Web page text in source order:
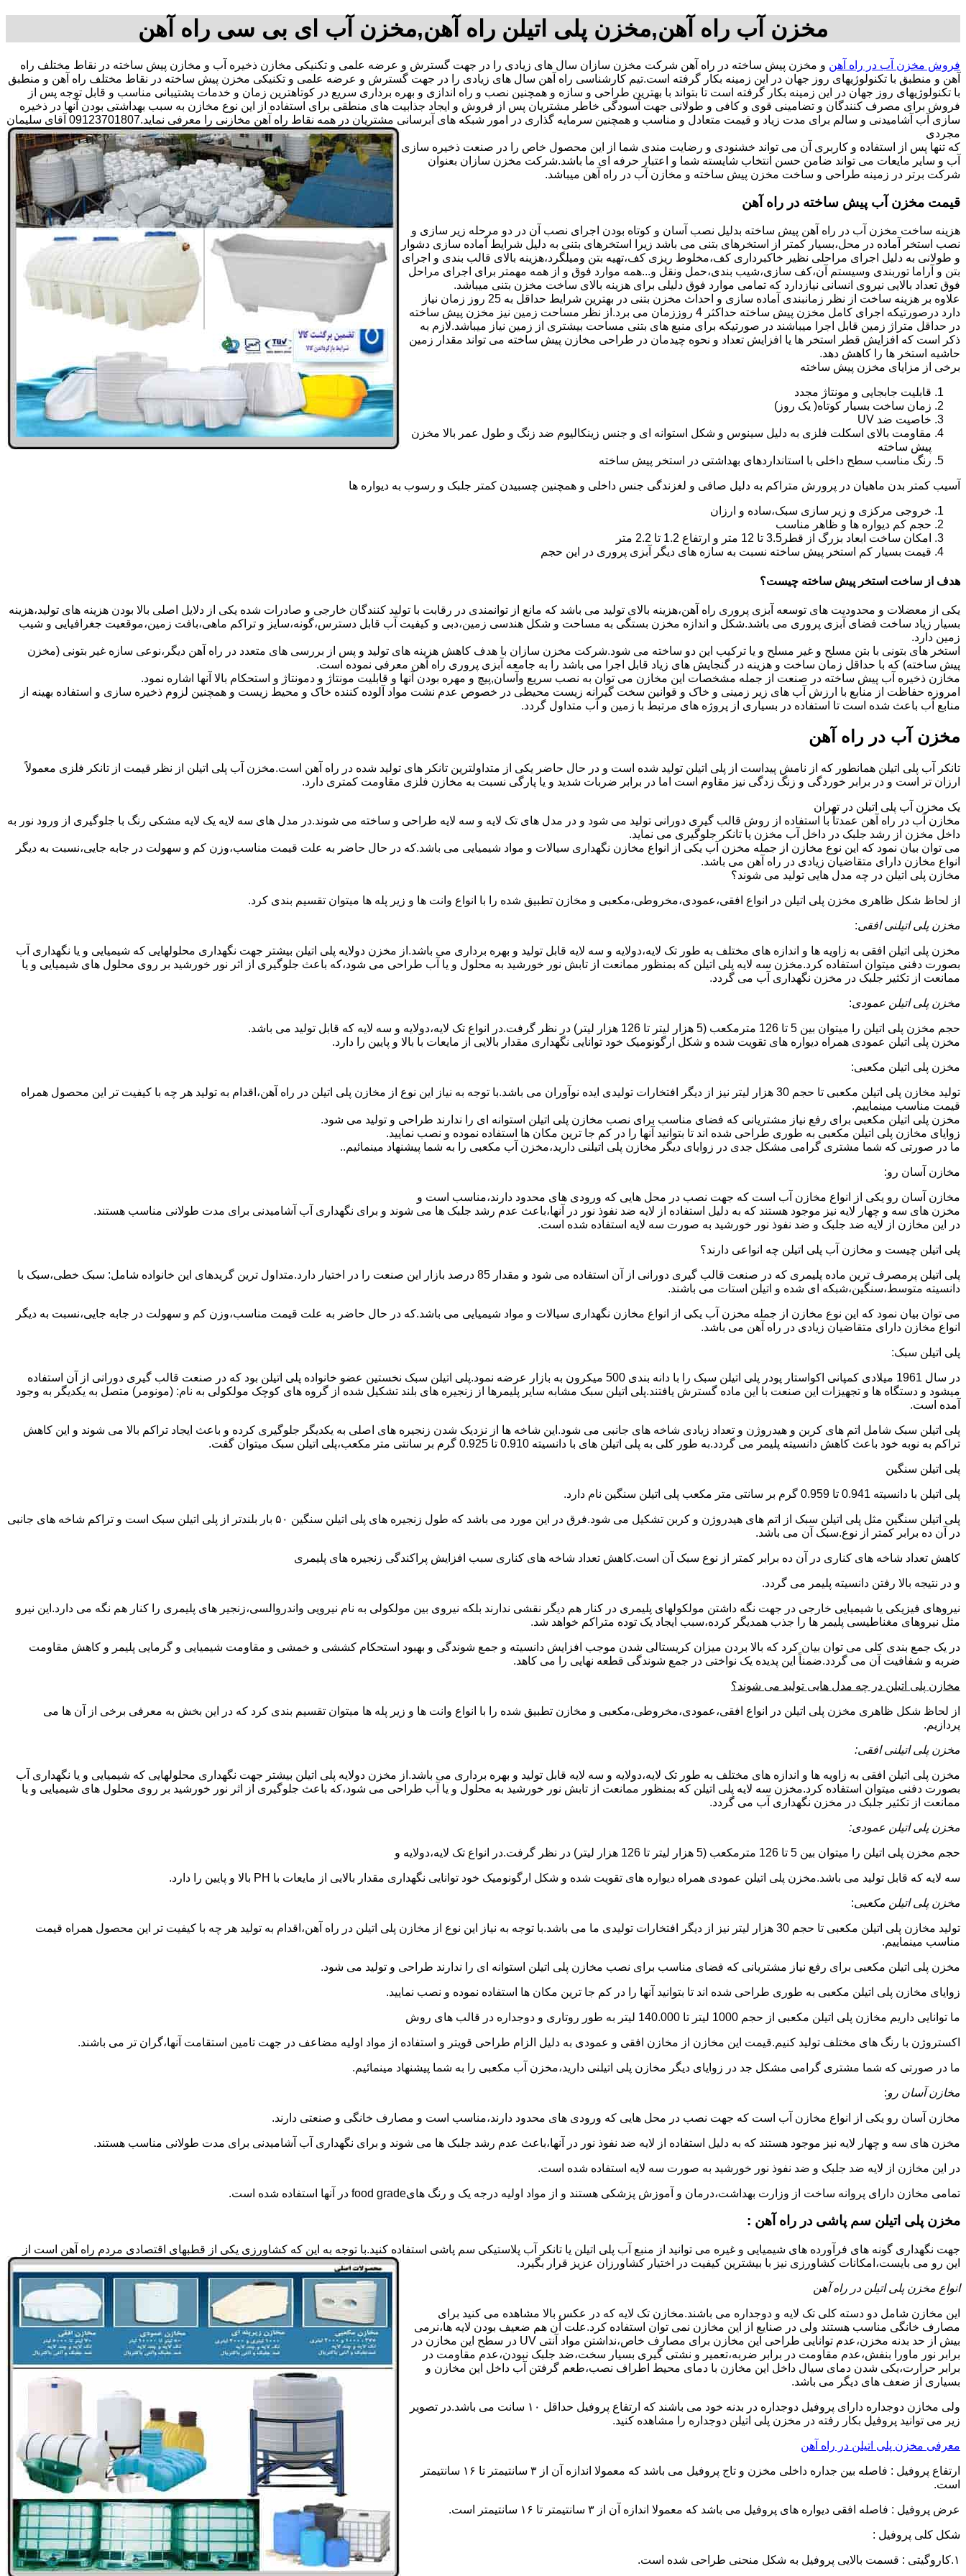
مخزن آب راه آهن,مخزن پلی اتیلن راه آهن,مخزن آب ای بی سی راه آهن
فروش مخزن آب در راه آهن و مخزن پیش ساخته در راه آهن شرکت مخزن سازان سال های زیادی را در جهت گسترش و عرضه علمی و تکنیکی مخازن ذخیره آب و مخازن پیش ساخته در نقاط مختلف راه
آهن و منطبق با تکنولوژیهای روز جهان در این زمینه بکار گرفته است.تیم کارشناسی راه آهن سال های زیادی را در جهت گسترش و عرضه علمی و تکنیکی مخزن پیش ساخته در نقاط مختلف راه آهن و منطبق
با تکنولوژیهای روز جهان در این زمینه بکار گرفته است تا بتواند با بهترین طراحی و سازه و همچنین نصب و راه اندازی و بهره برداری سریع در کوتاهترین زمان و خدمات پشتیبانی مناسب و قابل توجه پس از
فروش برای مصرف کنندگان و تضامینی قوی و کافی و طولانی جهت آسودگی خاطر مشتریان پس از فروش و ایجاد جذابیت های منطقی برای استفاده از این نوع مخازن به سبب بهداشتی بودن آنها در ذخیره
سازی آب آشامیدنی و سالم برای مدت زیاد و قیمت متعادل و مناسب و همچنین سرمایه گذاری در امور شبکه های آبرسانی مشتریان در همه نقاط راه آهن مخازنی را معرفی نماید.09123701807 آقای سلیمان
مجردی
که تنها پس از استفاده و کاربری آن می تواند خشنودی و رضایت مندی شما از این محصول خاص را در صنعت ذخیره سازی
آب و سایر مایعات می تواند ضامن حسن انتخاب شایسته شما و اعتبار حرفه ای ما باشد.شرکت مخزن سازان بعنوان
شرکت برتر در زمینه طراحی و ساخت مخزن پیش ساخته و مخازن آب در راه آهن میباشد.
قیمت مخزن آب پیش ساخته در راه آهن
هزینه ساخت مخزن آب در راه آهن پیش ساخته بدلیل نصب آسان و کوتاه بودن اجرای نصب آن در دو مرحله زیر سازی و
نصب استخر آماده در محل،بسیار کمتر از استخرهای بتنی می باشد زیرا استخرهای بتنی به دلیل شرایط آماده سازی دشوار
و طولانی به دلیل اجرای مراحلی نظیر خاکبرداری کف،مخلوط ریزی کف،تهیه بتن ومیلگرد،هزینه بالای قالب بندی و اجرای
بتن و آراما توربندی وسیستم آن،کف سازی،شیب بندی،حمل ونقل و...همه موارد فوق و از همه مهمتر برای اجرای مراحل
فوق تعداد بالایی نیروی انسانی نیازدارد که تمامی موارد فوق دلیلی برای هزینه بالای ساخت مخزن بتنی میباشد.
علاوه بر هزینه ساخت از نظر زمانبندی آماده سازی و احداث مخزن بتنی در بهترین شرایط حداقل به 25 روز زمان نیاز
دارد درصورتیکه اجرای کامل مخزن پیش ساخته حداکثر 4 روززمان می برد.از نظر مساحت زمین نیز مخزن پیش ساخته
در حداقل متراژ زمین قابل اجرا میباشند در صورتیکه برای منبع های بتنی مساحت بیشتری از زمین نیاز میباشد.لازم به
ذکر است که افزایش قطر استخر ها یا افزایش تعداد و نحوه چیدمان در طراحی مخازن پیش ساخته می تواند مقدار زمین
حاشیه استخر ها را کاهش دهد.
برخی از مزایای مخزن پیش ساخته
قابلیت جابجایی و مونتاژ مجدد
زمان ساخت بسیار کوتاه( یک روز)
خاصیت ضد UV
مقاومت بالای اسکلت فلزی به دلیل سینوس و شکل استوانه ای و جنس زینکالیوم ضد زنگ و طول عمر بالا مخزن
پیش ساخته
رنگ مناسب سطح داخلی با استانداردهای بهداشتی در استخر پیش ساخته
آسیب کمتر بدن ماهیان در پرورش متراکم به دلیل صافی و لغزندگی جنس داخلی و همچنین چسبیدن کمتر جلبک و رسوب به دیواره ها
خروجی مرکزی و زیر سازی سبک،ساده و ارزان
حجم کم دیواره ها و ظاهر مناسب
امکان ساخت ابعاد بزرگ از قطر3.5 تا 12 متر و ارتفاع 1.2 تا 2.2 متر
قیمت بسیار کم استخر پیش ساخته نسبت به سازه های دیگر آبزی پروری در این حجم
هدف از ساخت استخر پیش ساخته چیست؟
یکی از معضلات و محدودیت های توسعه آبزی پروری راه آهن،هزینه بالای تولید می باشد که مانع از توانمندی در رقابت با تولید کنندگان خارجی و صادرات شده یکی از دلایل اصلی بالا بودن هزینه های تولید،هزینه
بسیار زیاد ساخت فضای آبزی پروری می باشد.شکل و اندازه مخزن بستگی به مساحت و شکل هندسی زمین،دبی و کیفیت آب قابل دسترس،گونه،سایز و تراکم ماهی،بافت زمین،موقعیت جغرافیایی و شیب
زمین دارد.
استخر های بتونی با بتن مسلح و غیر مسلح و یا ترکیب این دو ساخته می شود.شرکت مخزن سازان با هدف کاهش هزینه های تولید و پس از بررسی های متعدد در راه آهن دیگر،نوعی سازه غیر بتونی (مخزن
پیش ساخته) که با حداقل زمان ساخت و هزینه در گنجایش های زیاد قابل اجرا می باشد را به جامعه آبزی پروری راه آهن معرفی نموده است.
مخازن ذخیره آب پیش ساخته در صنعت از جمله مشخصات این مخازن می توان به نصب سریع وآسان,پیچ و مهره بودن آنها و قابلیت مونتاژ و دمونتاژ و استحکام بالا آنها اشاره نمود.
امروزه حفاظت از منابع با ارزش آب های زیر زمینی و خاک و قوانین سخت گیرانه زیست محیطی در خصوص عدم نشت مواد آلوده کننده خاک و محیط زیست و همچنین لزوم ذخیره سازی و استفاده بهینه از
منابع آب باعث شده است تا استفاده در بسیاری از پروژه های مرتبط با زمین و آب متداول گردد.
مخزن آب در راه آهن
تانکر آب پلی اتیلن همانطور که از نامش پیداست از پلی اتیلن تولید شده است و در حال حاضر یکی از متداولترین تانکر های تولید شده در راه آهن است.مخزن آب پلی اتیلن از نظر قیمت از تانکر فلزی معمولاً
ارزان تر است و در برابر خوردگی و زنگ زدگی نیز مقاوم است اما در برابر ضربات شدید و یا پارگی نسبت به مخازن فلزی مقاومت کمتری دارد.
یک مخزن آب پلی اتیلن در تهران
مخازن آب در راه آهن عمدتاً با استفاده از روش قالب گیری دورانی تولید می شود و در مدل های تک لایه و سه لایه طراحی و ساخته می شوند.در مدل های سه لایه یک لایه مشکی رنگ با جلوگیری از ورود نور به
داخل مخزن از رشد جلبک در داخل آب مخزن یا تانکر جلوگیری می نماید.
می توان بیان نمود که این نوع مخازن از جمله مخزن آب یکی از انواع مخازن نگهداری سیالات و مواد شیمیایی می باشد.که در حال حاضر به علت قیمت مناسب،وزن کم و سهولت در جابه جایی،نسبت به دیگر
انواع مخازن دارای متقاضیان زیادی در راه آهن می باشد.
مخازن پلی اتیلن در چه مدل هایی تولید می شوند؟
از لحاظ شکل ظاهری مخزن پلی اتیلن در انواع افقی،عمودی،مخروطی،مکعبی و مخازن تطبیق شده را با انواع وانت ها و زیر پله ها میتوان تقسیم بندی کرد.
مخزن پلی اتیلنی افقی:
مخزن پلی اتیلن افقی به زاویه ها و اندازه های مختلف به طور تک لایه،دولایه و سه لایه قابل تولید و بهره برداری می باشد.از مخزن دولایه پلی اتیلن بیشتر جهت نگهداری محلولهایی که شیمیایی و یا نگهداری آب
بصورت دفنی میتوان استفاده کرد.مخزن سه لایه پلی اتیلن که بمنظور ممانعت از تابش نور خورشید به محلول و یا آب طراحی می شود،که باعث جلوگیری از اثر نور خورشید بر روی محلول های شیمیایی و یا
ممانعت از تکثیر جلبک در مخزن نگهداری آب می گردد.
مخزن پلی اتیلن عمودی:
حجم مخزن پلی اتیلن را میتوان بین 5 تا 126 مترمکعب (5 هزار لیتر تا 126 هزار لیتر) در نظر گرفت.در انواع تک لایه،دولایه و سه لایه که قابل تولید می باشد.
مخزن پلی اتیلن عمودی همراه دیواره های تقویت شده و شکل ارگونومیک خود توانایی نگهداری مقدار بالایی از مایعات با بالا و پایین را دارد.
مخزن پلی اتیلن مکعبی:
تولید مخازن پلی اتیلن مکعبی تا حجم 30 هزار لیتر نیز از دیگر افتخارات تولیدی ایده نوآوران می باشد.با توجه به نیاز این نوع از مخازن پلی اتیلن در راه آهن،اقدام به تولید هر چه با کیفیت تر این محصول همراه
قیمت مناسب مینماییم.
مخزن پلی اتیلن مکعبی برای رفع نیاز مشتریانی که فضای مناسب برای نصب مخازن پلی اتیلن استوانه ای را ندارند طراحی و تولید می شود.
زوایای مخازن پلی اتیلن مکعبی به طوری طراحی شده اند تا بتوانید آنها را در کم جا ترین مکان ها استفاده نموده و نصب نمایید.
ما در صورتی که شما مشتری گرامی مشکل جدی در زوایای دیگر مخازن پلی اتیلنی دارید،مخزن آب مکعبی را به شما پیشنهاد مینمائیم..
مخازن آسان رو:
مخازن آسان رو یکی از انواع مخازن آب است که جهت نصب در محل هایی که ورودی های محدود دارند،مناسب است و
مخزن های سه و چهار لایه نیز موجود هستند که به دلیل استفاده از لایه ضد نفوذ نور در آنها،باعث عدم رشد جلبک ها می شوند و برای نگهداری آب آشامیدنی برای مدت طولانی مناسب هستند.
در این مخازن از لایه ضد جلبک و ضد نفوذ نور خورشید به صورت سه لایه استفاده شده است.
پلی اتیلن چیست و مخازن آب پلی اتیلن چه انواعی دارند؟
پلی اتیلن پرمصرف ترین ماده پلیمری که در صنعت قالب گیری دورانی از آن استفاده می شود و مقدار 85 درصد بازار این صنعت را در اختیار دارد.متداول ترین گریدهای این خانواده شامل: سبک خطی،سبک با
دانسیته متوسط،سنگین،شبکه ای شده و اتیلن استات می باشند.
می توان بیان نمود که این نوع مخازن از جمله مخزن آب یکی از انواع مخازن نگهداری سیالات و مواد شیمیایی می باشد.که در حال حاضر به علت قیمت مناسب،وزن کم و سهولت در جابه جایی،نسبت به دیگر
انواع مخازن دارای متقاضیان زیادی در راه آهن می باشد.
پلی اتیلن سبک:
در سال 1961 میلادی کمپانی اکواستار پودر پلی اتیلن سبک را با دانه بندی 500 میکرون به بازار عرضه نمود.پلی اتیلن سبک نخستین عضو خانواده پلی اتیلن بود که در صنعت قالب گیری دورانی از آن استفاده
میشود و دستگاه ها و تجهیزات این صنعت با این ماده گسترش یافتند.پلی اتیلن سبک مشابه سایر پلیمرها از زنجیره های بلند تشکیل شده از گروه های کوچک مولکولی به نام: (مونومر) متصل به یکدیگر به وجود
آمده است.
پلی اتیلن سبک شامل اتم های کربن و هیدروژن و تعداد زیادی شاخه های جانبی می شود.این شاخه ها از نزدیک شدن زنجیره های اصلی به یکدیگر جلوگیری کرده و باعث ایجاد تراکم بالا می شوند و این کاهش
تراکم به نوبه خود باعث کاهش دانسیته پلیمر می گردد.به طور کلی به پلی اتیلن های با دانسیته 0.910 تا 0.925 گرم بر سانتی متر مکعب،پلی اتیلن سبک میتوان گفت.
پلی اتیلن سنگین
پلی اتیلن با دانسیته 0.941 تا 0.959 گرم بر سانتی متر مکعب پلی اتیلن سنگین نام دارد.
پلی اتیلن سنگین مثل پلی اتیلن سبک از اتم های هیدروژن و کربن تشکیل می شود.فرق در این مورد می باشد که طول زنجیره های پلی اتیلن سنگین ۵۰ بار بلندتر از پلی اتیلن سبک است و تراکم شاخه های جانبی
در آن ده برابر کمتر از نوع.سبک آن می باشد.
کاهش تعداد شاخه های کناری در آن ده برابر کمتر از نوع سبک آن است.کاهش تعداد شاخه های کناری سبب افزایش پراکندگی زنجیره های پلیمری
و در نتیجه بالا رفتن دانسیته پلیمر می گردد.
نیروهای فیزیکی یا شیمیایی خارجی در جهت نگه داشتن مولکولهای پلیمری در کنار هم دیگر نقشی ندارند بلکه نیروی بین مولکولی به نام نیرویی واندروالسی،زنجیر های پلیمری را کنار هم نگه می دارد.این نیرو
مثل نیروهای مغناطیسی پلیمر ها را جذب همدیگر کرده،سبب ایجاد یک توده متراکم خواهد شد.
در یک جمع بندی کلی می توان بیان کرد که بالا بردن میزان کریستالی شدن موجب افزایش دانسیته و جمع شوندگی و بهبود استحکام کششی و خمشی و مقاومت شیمیایی و گرمایی پلیمر و کاهش مقاومت
ضربه و شفافیت آن می گردد.ضمناً این پدیده یک نواختی در جمع شوندگی قطعه نهایی را می کاهد.
مخازن پلی اتیلن در چه مدل هایی تولید می شوند؟
از لحاظ شکل ظاهری مخزن پلی اتیلن در انواع افقی،عمودی،مخروطی،مکعبی و مخازن تطبیق شده را با انواع وانت ها و زیر پله ها میتوان تقسیم بندی کرد که در این بخش به معرفی برخی از آن ها می
پردازیم.
مخزن پلی اتیلنی افقی:
مخزن پلی اتیلن افقی به زاویه ها و اندازه های مختلف به طور تک لایه،دولایه و سه لایه قابل تولید و بهره برداری می باشد.از مخزن دولایه پلی اتیلن بیشتر جهت نگهداری محلولهایی که شیمیایی و یا نگهداری آب
بصورت دفنی میتوان استفاده کرد.مخزن سه لایه پلی اتیلن که بمنظور ممانعت از تابش نور خورشید به محلول و یا آب طراحی می شود،که باعث جلوگیری از اثر نور خورشید بر روی محلول های شیمیایی و یا
ممانعت از تکثیر جلبک در مخزن نگهداری آب می گردد.
مخزن پلی اتیلن عمودی:
حجم مخزن پلی اتیلن را میتوان بین 5 تا 126 مترمکعب (5 هزار لیتر تا 126 هزار لیتر) در نظر گرفت.در انواع تک لایه،دولایه و
سه لایه که قابل تولید می باشد.مخزن پلی اتیلن عمودی همراه دیواره های تقویت شده و شکل ارگونومیک خود توانایی نگهداری مقدار بالایی از مایعات با PH بالا و پایین را دارد.
مخزن پلی اتیلن مکعبی:
تولید مخازن پلی اتیلن مکعبی تا حجم 30 هزار لیتر نیز از دیگر افتخارات تولیدی ما می باشد.با توجه به نیاز این نوع از مخازن پلی اتیلن در راه آهن،اقدام به تولید هر چه با کیفیت تر این محصول همراه قیمت
مناسب مینماییم.
مخزن پلی اتیلن مکعبی برای رفع نیاز مشتریانی که فضای مناسب برای نصب مخازن پلی اتیلن استوانه ای را ندارند طراحی و تولید می شود.
زوایای مخازن پلی اتیلن مکعبی به طوری طراحی شده اند تا بتوانید آنها را در کم جا ترین مکان ها استفاده نموده و نصب نمایید.
ما توانایی داریم مخازن پلی اتیلن مکعبی از حجم 1000 لیتر تا 140.000 لیتر به طور روتاری و دوجداره در قالب های روش
اکستروژن با رنگ های مختلف تولید کنیم.قیمت این مخازن از مخازن افقی و عمودی به دلیل الزام طراحی قویتر و استفاده از مواد اولیه مضاعف در جهت تامین استقامت آنها،گران تر می باشند.
ما در صورتی که شما مشتری گرامی مشکل جد در زوایای دیگر مخازن پلی اتیلنی دارید،مخزن آب مکعبی را به شما پیشنهاد مینمائیم.
مخازن آسان رو:
مخازن آسان رو یکی از انواع مخازن آب است که جهت نصب در محل هایی که ورودی های محدود دارند،مناسب است و مصارف خانگی و صنعتی دارند.
مخزن های سه و چهار لایه نیز موجود هستند که به دلیل استفاده از لایه ضد نفوذ نور در آنها،باعث عدم رشد جلبک ها می شوند و برای نگهداری آب آشامیدنی برای مدت طولانی مناسب هستند.
در این مخازن از لایه ضد جلبک و ضد نفوذ نور خورشید به صورت سه لایه استفاده شده است.
تمامی مخازن دارای پروانه ساخت از وزارت بهداشت،درمان و آموزش پزشکی هستند و از مواد اولیه درجه یک و رنگ هایfood grade در آنها استفاده شده است.
مخزن پلی اتیلن سم پاشی در راه آهن :
جهت نگهداری گونه های فرآورده های شیمیایی و غیره می توانید از منبع آب پلی اتیلن یا تانکر آب پلاستیکی سم پاشی استفاده کنید.با توجه به این که کشاورزی یکی از قطبهای اقتصادی مردم راه آهن است از
این رو می بایست،امکانات کشاورزی نیز با بیشترین کیفیت در اختیار کشاورزان عزیز قرار بگیرد.
انواع مخزن پلی اتیلن در راه آهن
این مخازن شامل دو دسته کلی تک لایه و دوجداره می باشند.مخازن تک لایه که در عکس بالا مشاهده می کنید برای
مصارف خانگی مناسب هستند ولی در صنایع از این مخازن نمی توان استفاده کرد.علت آن هم ضعیف بودن لایه ها،نرمی
بیش از حد بدنه مخزن،عدم توانایی طراحی این مخازن برای مصارف خاص،نداشتن مواد آنتی UV در سطح این مخازن در
برابر نور ماورا بنفش،عدم مقاومت در برابر ضربه،تعمیر و نشتی گیری بسیار سخت،ضد جلبک نبودن،عدم مقاومت در
برابر حرارت،یکی شدن دمای سیال داخل این مخازن با دمای محیط اطراف نصب،طعم گرفتن آب داخل این مخازن و
بسیاری از ضعف های دیگر می باشد.
ولی مخازن دوجداره دارای پروفیل دوجداره در بدنه خود می باشند که ارتفاع پروفیل حداقل ۱۰ سانت می باشد.در تصویر
زیر می توانید پروفیل بکار رفته در مخزن پلی اتیلن دوجداره را مشاهده کنید.
معرفی مخزن پلی اتیلن در راه آهن
ارتفاع پروفیل : فاصله بین جداره داخلی مخزن و تاج پروفیل می باشد که معمولا اندازه آن از ۳ سانتیمتر تا ۱۶ سانتیمتر
است.
عرض پروفیل : فاصله افقی دیواره های پروفیل می باشد که معمولا اندازه آن از ۳ سانتیمتر تا ۱۶ سانتیمتر است.
شکل کلی پروفیل :
۱.کاروگیتی : قسمت بالایی پروفیل به شکل منحنی طراحی شده است.